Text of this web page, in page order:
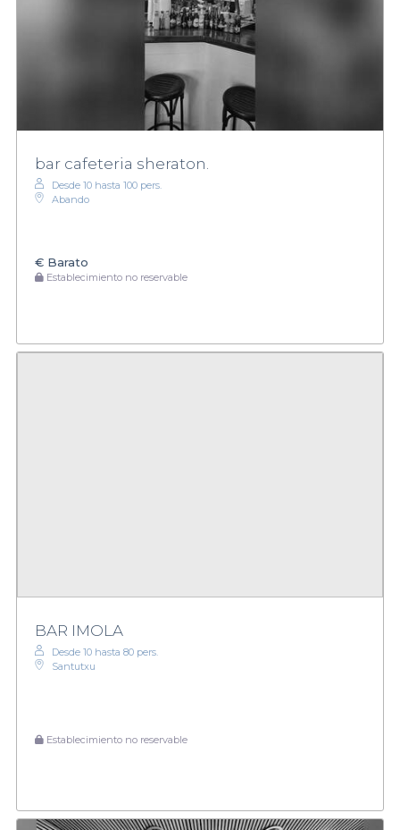
bar cafeteria sheraton.
Desde 10 hasta 100 pers.
Abando
€ Barato
Establecimiento no reservable
BAR IMOLA
Desde 10 hasta 80 pers.
Santutxu
Establecimiento no reservable